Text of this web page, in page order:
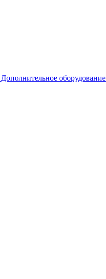
Дополнительное оборудование